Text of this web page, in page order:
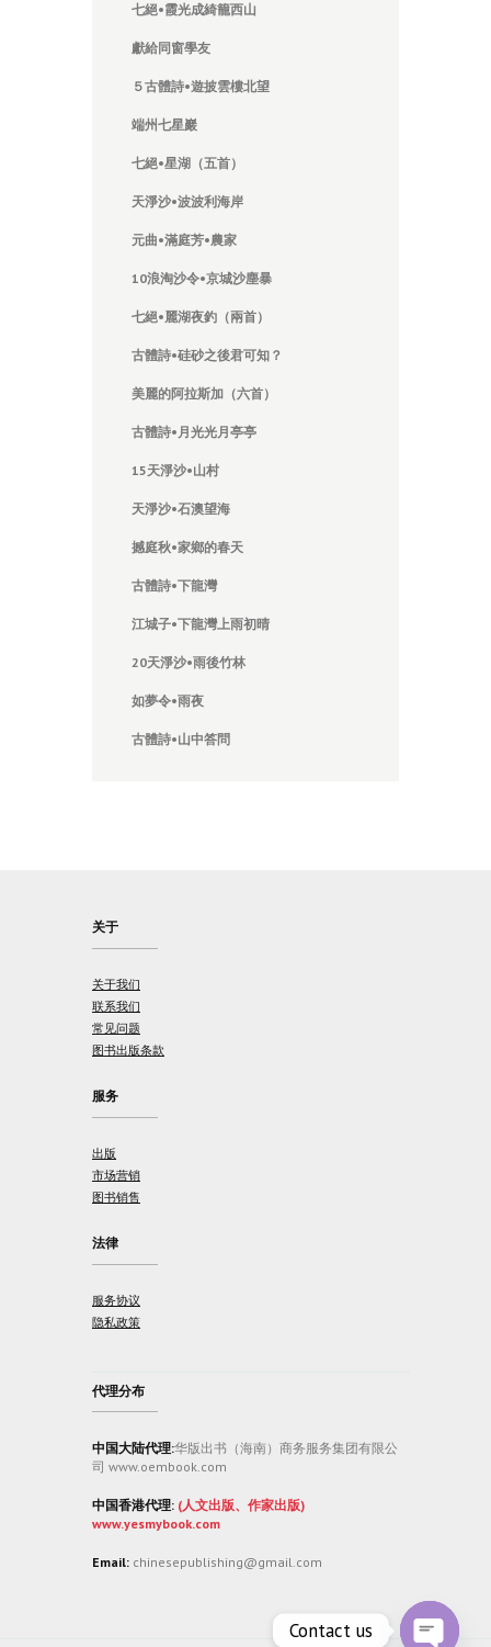
七絕•霞光成綺籠西山
獻給同窗學友
５古體詩•遊披雲樓北望
端州七星巖
七絕•星湖 （五首）
天淨沙•波波利海岸
元曲•滿庭芳•農家
10浪淘沙令•京城沙塵暴
七絕•麗湖夜釣（兩首）
古體詩•硅砂之後君可知？
美麗的阿拉斯加 （六首）
古體詩• 月光光月亭亭
15天淨沙•山村
天淨沙•石澳望海
撼庭秋•家鄉的春天
古體詩•下龍灣
江城子•下龍灣上雨初晴
20天淨沙•雨後竹林
如夢令•雨夜
古體詩•山中答問
关于
关于我们
联系我们
常见问题
图书出版条款
服务
出版
市场营销
图书销售
法律
服务协议
隐私政策
代理分布
中国大陆代理:华版出书（海南）商务服务集团有限公
司 www.oembook.com
中国香港代理: (人文出版、作家出版)
www.yesmybook.com
Email: chinesepublishing@gmail.com
Contact us